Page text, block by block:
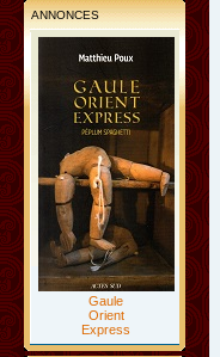
ANNONCES
Gaule
Orient
Express